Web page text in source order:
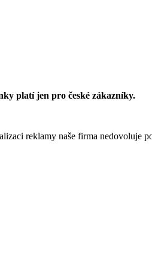
platí jen pro české zákazníky.
reklamy naše firma nedovoluje